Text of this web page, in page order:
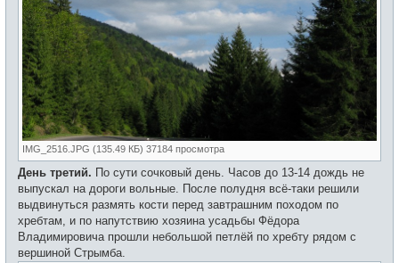
IMG_2516.JPG (135.49 КБ) 37184 просмотра
День третий. По сути сочковый день. Часов до 13-14 дождь не
выпускал на дороги вольные. После полудня всё-таки решили
выдвинуться размять кости перед завтрашним походом по
хребтам, и по напутствию хозяина усадьбы Фёдора
Владимировича прошли небольшой петлёй по хребту рядом с
вершиной Стрымба.